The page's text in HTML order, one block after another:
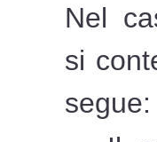
Nel
si
segue: